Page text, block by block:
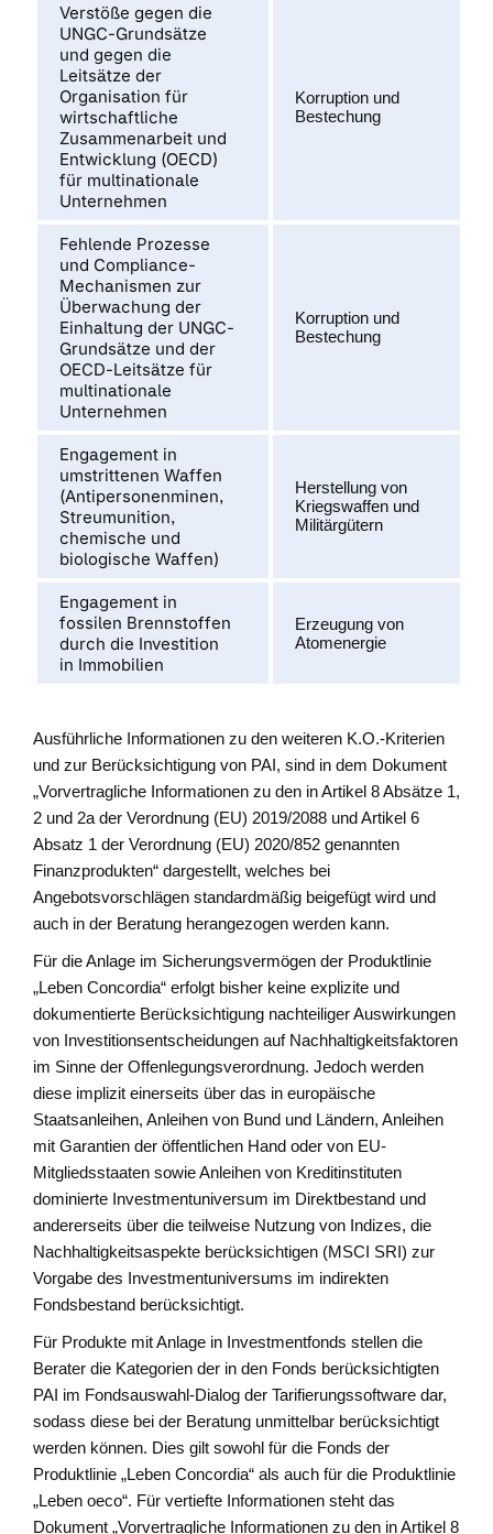
Verstöße gegen die
UNGC-Grundsätze
und gegen die
Leitsätze der
Organisation für
wirtschaftliche
Zusammenarbeit und
Entwicklung (OECD)
für multinationale
Unternehmen
Korruption und
Bestechung
Fehlende Prozesse
und Compliance-
Mechanismen zur
Überwachung der
Einhaltung der UNGC-
Grundsätze und der
OECD-Leitsätze für
multinationale
Unternehmen
Korruption und
Bestechung
Engagement in
umstrittenen Waffen
(Antipersonenminen,
Streumunition,
chemische und
biologische Waffen)
Herstellung von
Kriegswaffen und
Militärgütern
Engagement in
fossilen Brennstoffen
durch die Investition
in Immobilien
Erzeugung von
Atomenergie
Ausführliche Informationen zu den weiteren K.O.-Kriterien
und zur Berücksichtigung von PAI, sind in dem Dokument
„Vorvertragliche Informationen zu den in Artikel 8 Absätze 1,
2 und 2a der Verordnung (EU) 2019/2088 und Artikel 6
Absatz 1 der Verordnung (EU) 2020/852 genannten
Finanzprodukten“ dargestellt, welches bei
Angebotsvorschlägen standardmäßig beigefügt wird und
auch in der Beratung herangezogen werden kann.
Für die Anlage im Sicherungsvermögen der Produktlinie
„Leben Concordia“ erfolgt bisher keine explizite und
dokumentierte Berücksichtigung nachteiliger Auswirkungen
von Investitionsentscheidungen auf Nachhaltigkeitsfaktoren
im Sinne der Offenlegungsverordnung. Jedoch werden
diese implizit einerseits über das in europäische
Staatsanleihen, Anleihen von Bund und Ländern, Anleihen
mit Garantien der öffentlichen Hand oder von EU-
Mitgliedsstaaten sowie Anleihen von Kreditinstituten
dominierte Investmentuniversum im Direktbestand und
andererseits über die teilweise Nutzung von Indizes, die
Nachhaltigkeitsaspekte berücksichtigen (MSCI SRI) zur
Vorgabe des Investmentuniversums im indirekten
Fondsbestand berücksichtigt.
Für Produkte mit Anlage in Investmentfonds stellen die
Berater die Kategorien der in den Fonds berücksichtigten
PAI im Fondsauswahl-Dialog der Tarifierungssoftware dar,
sodass diese bei der Beratung unmittelbar berücksichtigt
werden können. Dies gilt sowohl für die Fonds der
Produktlinie „Leben Concordia“ als auch für die Produktlinie
„Leben oeco“. Für vertiefte Informationen steht das
Dokument „Vorvertragliche Informationen zu den in Artikel 8